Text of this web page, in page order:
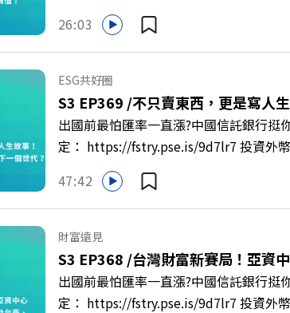
的力量？ 本集《遠見ON AIR》邀請新
態，以及在緊湊的職場節奏中，修煉安
的姿態應對壓力？ 🔺如何在中高壓的「
者 李崇義、謝佳芸 +++++ 🫧清除腦袋
多的社群： LINE：https://reurl.cc/
26:03
ESG共好圈
S3 EP369 /不只賣東西，更是寫人
出國前最怕匯率一直漲?中國信託銀行
定： https://fstry.pse.is/9d7lr7 投資外
以上為 Firstory Podcast 廣告 —— 在永
集《遠見ON AIR》邀請到遠東SOGO百
新契機！ 🔺如何從單純百貨專櫃轉型為
男同仁樂意成家！驚豔業界的「生育代
社長兼遠見智庫總編輯 李建興 與談人／
>> https://gvmkt.pse.is/9al3px ✨關注
https://bit.ly/38jNi9k Powered by
47:42
財富遠見
S3 EP368 /台灣財富新賽局！亞資
出國前最怕匯率一直漲?中國信託銀行
定： https://fstry.pse.is/9d7lr7 投資外